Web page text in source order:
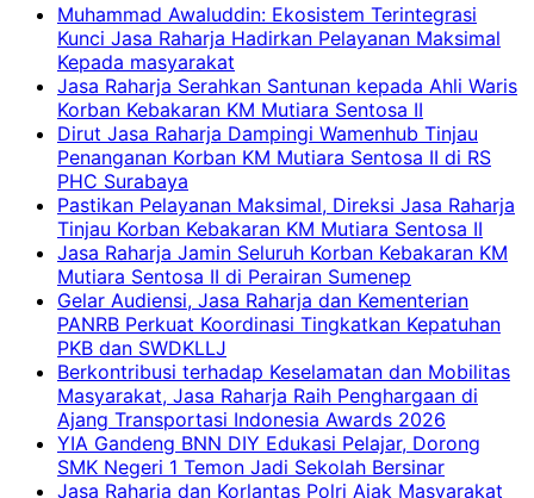
Muhammad Awaluddin: Ekosistem Terintegrasi
Kunci Jasa Raharja Hadirkan Pelayanan Maksimal
Kepada masyarakat
Jasa Raharja Serahkan Santunan kepada Ahli Waris
Korban Kebakaran KM Mutiara Sentosa II
Dirut Jasa Raharja Dampingi Wamenhub Tinjau
Penanganan Korban KM Mutiara Sentosa II di RS
PHC Surabaya
Pastikan Pelayanan Maksimal, Direksi Jasa Raharja
Tinjau Korban Kebakaran KM Mutiara Sentosa II
Jasa Raharja Jamin Seluruh Korban Kebakaran KM
Mutiara Sentosa II di Perairan Sumenep
Gelar Audiensi, Jasa Raharja dan Kementerian
PANRB Perkuat Koordinasi Tingkatkan Kepatuhan
PKB dan SWDKLLJ
Berkontribusi terhadap Keselamatan dan Mobilitas
Masyarakat, Jasa Raharja Raih Penghargaan di
Ajang Transportasi Indonesia Awards 2026
YIA Gandeng BNN DIY Edukasi Pelajar, Dorong
SMK Negeri 1 Temon Jadi Sekolah Bersinar
Jasa Raharja dan Korlantas Polri Ajak Masyarakat